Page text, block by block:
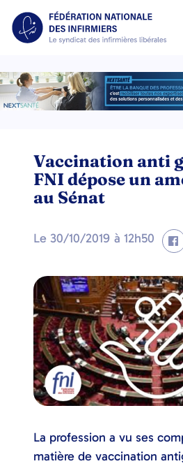
Vaccination anti
FNI dépose un
au Sénat
Le 30/10/2019 à 12h50
La profession a vu ses
matière de vaccination